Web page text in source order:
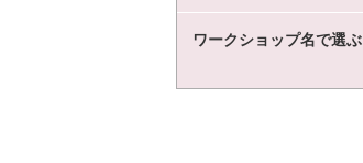
ワークショップ名で選ぶ